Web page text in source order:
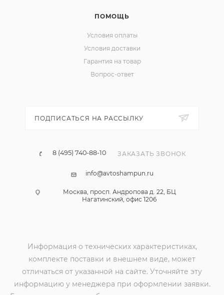
ПОМОЩЬ
Условия оплаты
Условия доставки
Гарантия на товар
Вопрос-ответ
ПОДПИСАТЬСЯ НА РАССЫЛКУ
8 (495) 740-88-10 ЗАКАЗАТЬ ЗВОНОК
info@avtoshampun.ru
Москва, просп. Андропова д. 22, БЦ
Нагатинский, офис 1206
Информация о технических характеристиках,
комплекте поставки и внешнем виде, может
отличаться от указанной на сайте. Уточняйте эту
информацию у менеджера при оформлении заявки.